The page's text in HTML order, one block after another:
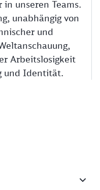
unseren Teams.
unabhängig von
und
Arbeitslosigkeit
und Identität.